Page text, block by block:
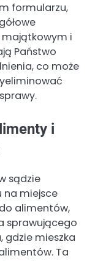
formularzu,
i
Państwo
co może
i
sądzie
na miejsce
alimentów,
sprawującego
gdzie mieszka
Ta